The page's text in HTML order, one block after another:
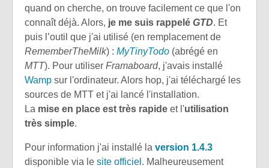
quand on cherche, on trouve facilement ce que l'on
connaît déjà. Alors, je me suis rappelé GTD. Et
puis l’outil que j'ai utilisé (en remplacement de
RememberTheMilk) : MyTinyTodo (abrégé en
MTT). Pour utiliser Framaboard, j'avais installé
Wamp sur l'ordinateur. Alors hop, j'ai téléchargé les
sources de MTT et j'ai lancé l'installation.
La mise en place est très rapide et l'utilisation
très simple.
Pour information j'ai installé la version 1.4.3
disponible via le site officiel . Malheureusement